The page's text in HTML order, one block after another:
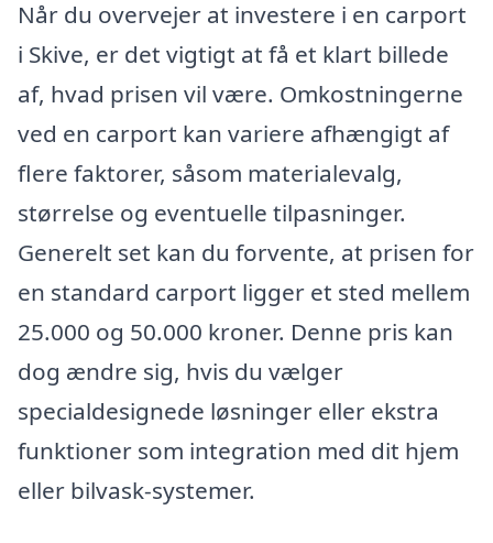
Når du overvejer at investere i en carport
i Skive, er det vigtigt at få et klart billede
af, hvad prisen vil være. Omkostningerne
ved en carport kan variere afhængigt af
flere faktorer, såsom materialevalg,
størrelse og eventuelle tilpasninger.
Generelt set kan du forvente, at prisen for
en standard carport ligger et sted mellem
25.000 og 50.000 kroner. Denne pris kan
dog ændre sig, hvis du vælger
specialdesignede løsninger eller ekstra
funktioner som integration med dit hjem
eller bilvask-systemer.